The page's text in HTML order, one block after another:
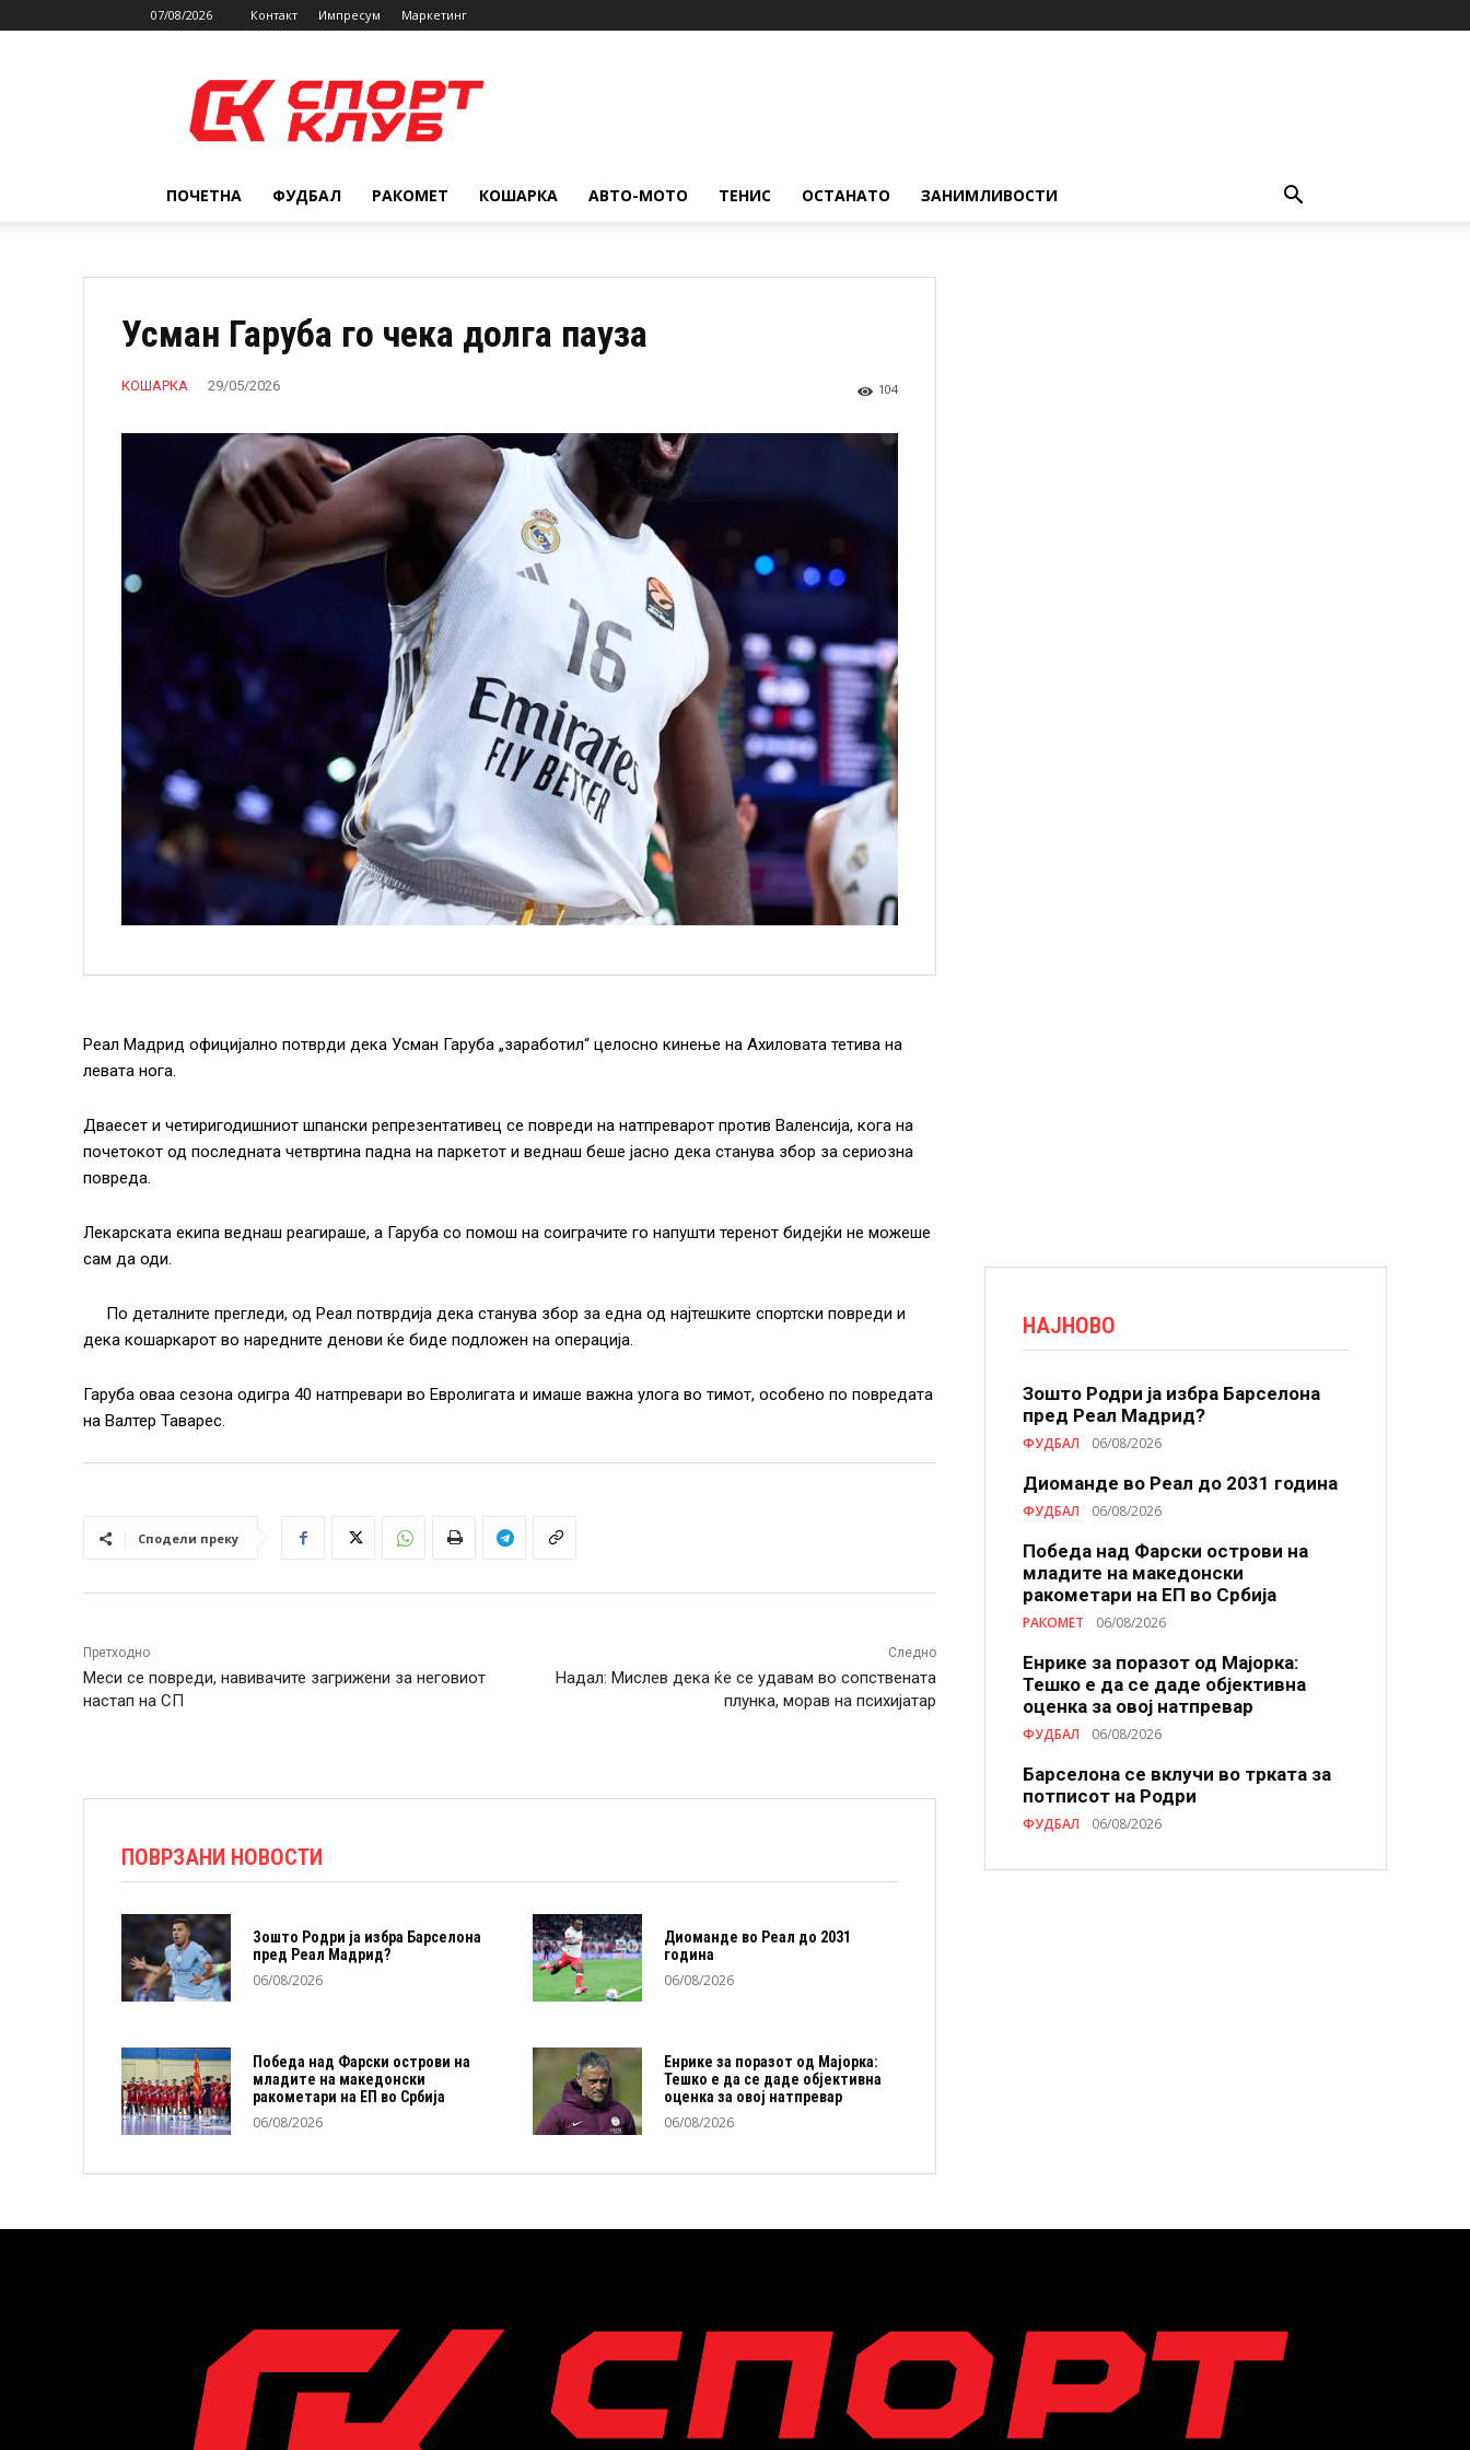
07/08/2026 Контакт Импресум Маркетинг
ПОЧЕТНА ФУДБАЛ РАКОМЕТ КОШАРКА АВТО-МОТО ТЕНИС ОСТАНАТО ЗАНИМЛИВОСТИ
Усман Гаруба го чека долга пауза
КОШАРКА 29/05/2026 104
Реал Мадрид официјално потврди дека Усман Гаруба „заработил“ целосно кинење на Ахиловата тетива на
левата нога.
Дваесет и четиригодишниот шпански репрезентативец се повреди на натпреварот против Валенсија, кога на
почетокот од последната четвртина падна на паркетот и веднаш беше јасно дека станува збор за сериозна
повреда.
Лекарската екипа веднаш реагираше, а Гаруба со помош на соиграчите го напушти теренот бидејќи не можеше
сам да оди.
По деталните прегледи, од Реал потврдија дека станува збор за една од најтешките спортски повреди и
дека кошаркарот во наредните денови ќе биде подложен на операција.
Гаруба оваа сезона одигра 40 натпревари во Евролигата и имаше важна улога во тимот, особено по повредата
на Валтер Таварес.
Сподели преку
Претходно
Меси се повреди, навивачите загрижени за неговиот
настап на СП
Следно
Надал: Мислев дека ќе се удавам во сопствената
плунка, морав на психијатар
ПОВРЗАНИ НОВОСТИ
Зошто Родри ја избра Барселона
пред Реал Мадрид?
06/08/2026
Диоманде во Реал до 2031
година
06/08/2026
Победа над Фарски острови на
младите на македонски
ракометари на ЕП во Србија
06/08/2026
Енрике за поразот од Мајорка:
Тешко е да се даде објективна
оценка за овој натпревар
06/08/2026
НАЈНОВО
Зошто Родри ја избра Барселона
пред Реал Мадрид?
ФУДБАЛ 06/08/2026
Диоманде во Реал до 2031 година
ФУДБАЛ 06/08/2026
Победа над Фарски острови на
младите на македонски
ракометари на ЕП во Србија
РАКОМЕТ 06/08/2026
Енрике за поразот од Мајорка:
Тешко е да се даде објективна
оценка за овој натпревар
ФУДБАЛ 06/08/2026
Барселона се вклучи во трката за
потписот на Родри
ФУДБАЛ 06/08/2026